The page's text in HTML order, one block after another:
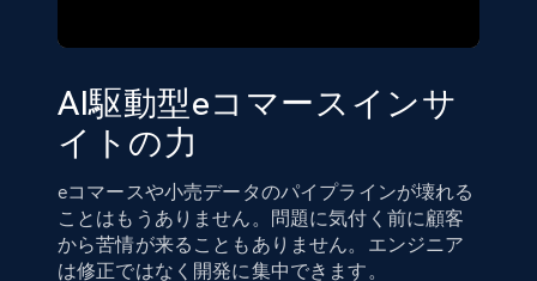
AI駆動型eコマースインサ
イトの力
eコマースや小売データのパイプラインが壊れる
ことはもうありません。問題に気付く前に顧客
から苦情が来ることもありません。エンジニア
は修正ではなく開発に集中できます。